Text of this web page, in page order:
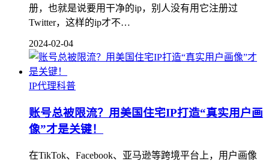
册，也就是说要用干净的ip，别人没有用它注册过
Twitter，这样的ip才不…
2024-02-04
IP代理科普
账号总被限流？用美国住宅IP打造“真实用户画
像”才是关键！
在TikTok、Facebook、亚马逊等跨境平台上，用户画像